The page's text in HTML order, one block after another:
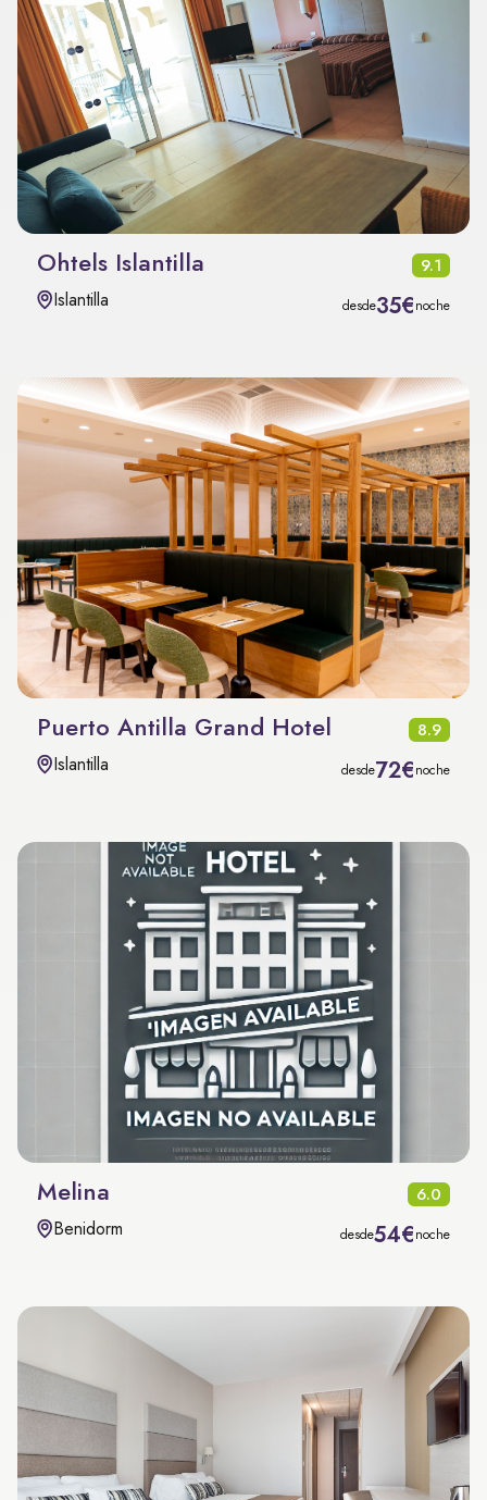
Ohtels Islantilla 9.1
Islantilla desde35€noche
Puerto Antilla Grand Hotel 8.9
Islantilla desde72€noche
Melina 6.0
Benidorm desde54€noche